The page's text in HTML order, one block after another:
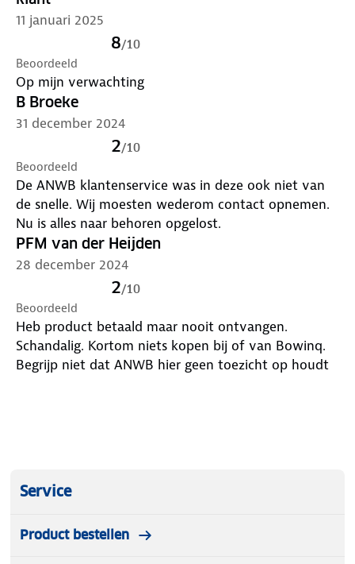
11 januari 2025
8/10
Beoordeeld
Op mijn verwachting
B Broeke
31 december 2024
2/10
Beoordeeld
De ANWB klantenservice was in deze ook niet van
de snelle. Wij moesten wederom contact opnemen.
Nu is alles naar behoren opgelost.
PFM van der Heijden
28 december 2024
2/10
Beoordeeld
Heb product betaald maar nooit ontvangen.
Schandalig. Kortom niets kopen bij of van Bowinq.
Begrijp niet dat ANWB hier geen toezicht op houdt
Service
Product bestellen